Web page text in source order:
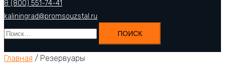
8 (800) 551-74-41
kaliningrad@promsouzstal.ru
Найти:
Главная / Резервуары